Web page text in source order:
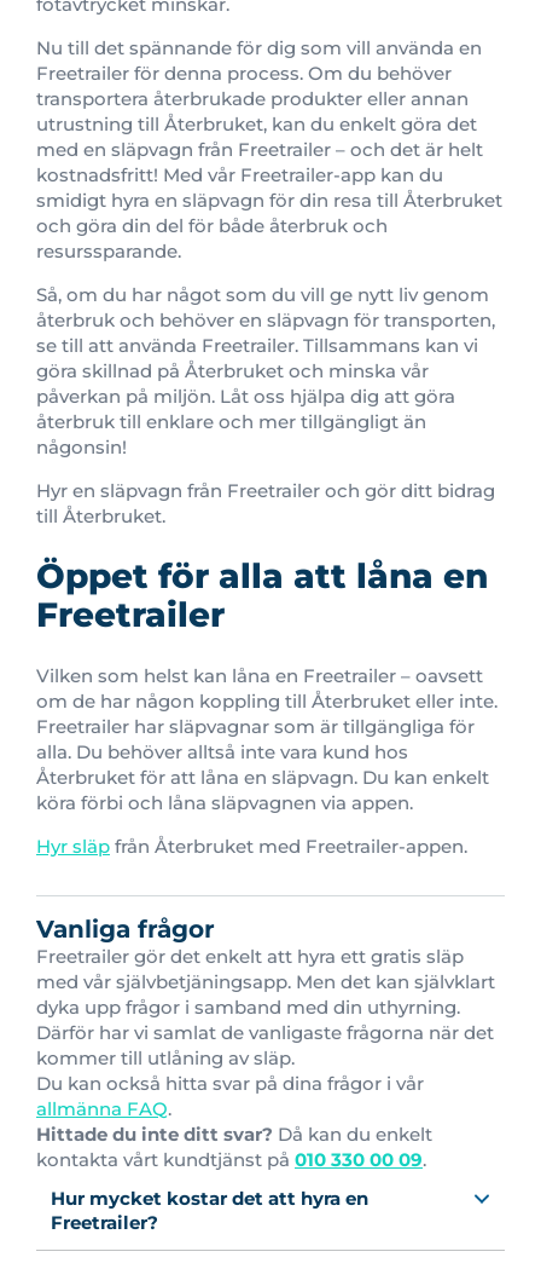
Nu till det spännande för dig som vill använda en
Freetrailer för denna process. Om du behöver
transportera återbrukade produkter eller annan
utrustning till Återbruket, kan du enkelt göra det
med en släpvagn från Freetrailer – och det är helt
kostnadsfritt! Med vår Freetrailer-app kan du
smidigt hyra en släpvagn för din resa till Återbruket
och göra din del för både återbruk och
resurssparande.
Så, om du har något som du vill ge nytt liv genom
återbruk och behöver en släpvagn för transporten,
se till att använda Freetrailer. Tillsammans kan vi
göra skillnad på Återbruket och minska vår
påverkan på miljön. Låt oss hjälpa dig att göra
återbruk till enklare och mer tillgängligt än
någonsin!
Hyr en släpvagn från Freetrailer och gör ditt bidrag
till Återbruket.
Öppet för alla att låna en
Freetrailer
Vilken som helst kan låna en Freetrailer – oavsett
om de har någon koppling till Återbruket eller inte.
Freetrailer har släpvagnar som är tillgängliga för
alla. Du behöver alltså inte vara kund hos
Återbruket för att låna en släpvagn. Du kan enkelt
köra förbi och låna släpvagnen via appen.
Hyr släp från Återbruket med Freetrailer-appen.
Vanliga frågor
Freetrailer gör det enkelt att hyra ett gratis släp
med vår självbetjäningsapp. Men det kan självklart
dyka upp frågor i samband med din uthyrning.
Därför har vi samlat de vanligaste frågorna när det
kommer till utlåning av släp.
Du kan också hitta svar på dina frågor i vår
allmänna FAQ.
Hittade du inte ditt svar? Då kan du enkelt
kontakta vårt kundtjänst på 010 330 00 09.
Hur mycket kostar det att hyra en
Freetrailer?